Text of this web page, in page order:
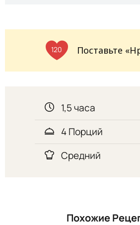
120 Поставьте
1,5 часа
4 Порций
Средний
Похожие